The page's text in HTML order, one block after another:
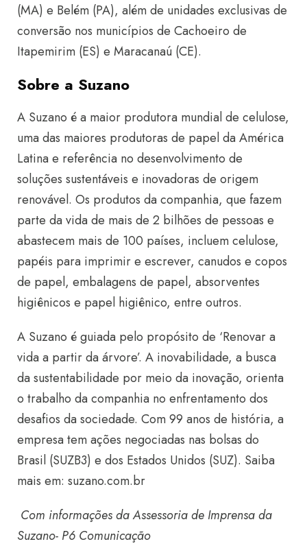
(MA) e Belém (PA), além de unidades exclusivas de
conversão nos municípios de Cachoeiro de
Itapemirim (ES) e Maracanaú (CE).
Sobre a Suzano
A Suzano é a maior produtora mundial de celulose,
uma das maiores produtoras de papel da América
Latina e referência no desenvolvimento de
soluções sustentáveis e inovadoras de origem
renovável. Os produtos da companhia, que fazem
parte da vida de mais de 2 bilhões de pessoas e
abastecem mais de 100 países, incluem celulose,
papéis para imprimir e escrever, canudos e copos
de papel, embalagens de papel, absorventes
higiênicos e papel higiênico, entre outros.
A Suzano é guiada pelo propósito de ‘Renovar a
vida a partir da árvore’. A inovabilidade, a busca
da sustentabilidade por meio da inovação, orienta
o trabalho da companhia no enfrentamento dos
desafios da sociedade. Com 99 anos de história, a
empresa tem ações negociadas nas bolsas do
Brasil (SUZB3) e dos Estados Unidos (SUZ). Saiba
mais em: suzano.com.br
Com informações da Assessoria de Imprensa da
Suzano- P6 Comunicação